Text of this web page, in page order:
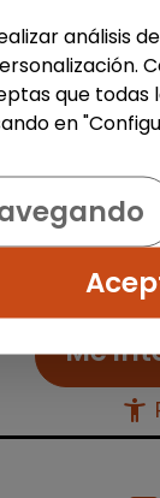
alemán,
italiano
MSX
mundial
automotriz
países. La
Me
accessibility_new
análisis
que
en